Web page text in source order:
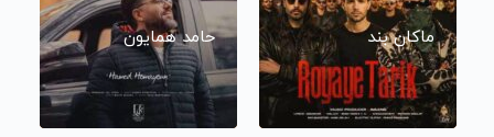
ماکان بند حامد همایون